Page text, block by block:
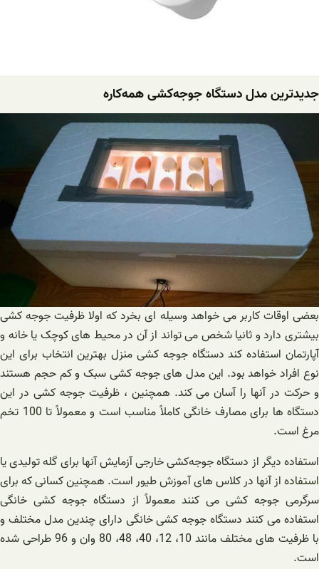
جدیدترین مدل دستگاه‌ جوجه‌کشی ‌همه‌کاره
بعضی اوقات کاربر می خواهد وسیله ای بخرد که اولا ظرفیت جوجه کشی
بیشتری دارد و ثانیا شخص می تواند از آن در محیط های کوچک یا خانه و
آپارتمان استفاده کند دستگاه جوجه کشی منزل بهترین انتخاب برای این
نوع افراد خواهد بود. این مدل های جوجه کشی سبک و کم حجم هستند
و حرکت در آنها را آسان می کند. همچنین ، ظرفیت جوجه کشی در این
دستگاه ها برای مصارف خانگی کاملاً مناسب است و معمولاً تا 100 تخم
مرغ است.
استفاده دیگر از دستگاه‌ جوجه‌کشی ‌خارجی آزمایش آنها برای گله تولیدی یا
استفاده از آنها در کلاس های آموزش طیور است. همچنین کسانی که برای
سرگرمی جوجه کشی می کنند معمولاً از دستگاه جوجه کشی خانگی
استفاده می کنند دستگاه جوجه کشی خانگی دارای چندین مدل مختلف و
با ظرفیت های مختلف مانند 10، 12، 40، 48، 80 وان و 96 طراحی شده
است.